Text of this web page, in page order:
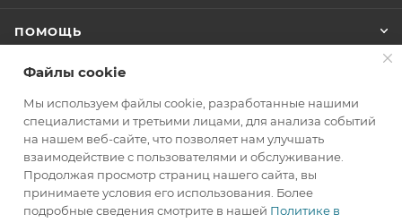
ПОМОЩЬ
+7(800)707-67-25
ЗАКАЗАТЬ ЗВОНОК
info@makita.one
105122, г. Москва, м. Черкизовская
(МЦК Локомотив), Щелковское
Файлы cookie
Мы используем файлы cookie, разработанные нашими
специалистами и третьими лицами, для анализа событий
на нашем веб-сайте, что позволяет нам улучшать
взаимодействие с пользователями и обслуживание.
Продолжая просмотр страниц нашего сайта, вы
принимаете условия его использования. Более
подробные сведения смотрите в нашей Политике в